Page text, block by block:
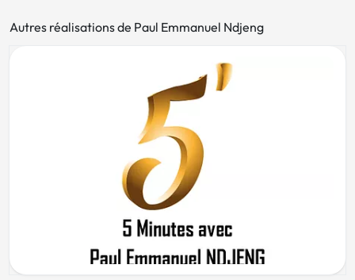
Autres réalisations de Paul Emmanuel Ndjeng